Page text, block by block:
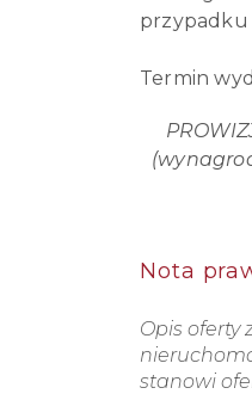
przypadku
Termin
Nota
Opis oferty
stanowi